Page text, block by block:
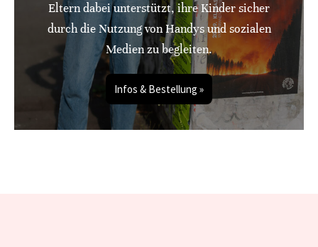
Eltern dabei unterstützt, ihre Kinder sicher
durch die Nutzung von Handys und sozialen
Medien zu begleiten.
Infos & Bestellung »